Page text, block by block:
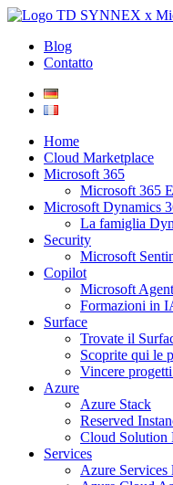
Blog
Contatto
Home
Cloud Marketplace
Microsoft 365
Microsoft 365
Microsoft Dynamics
La famiglia
Security
Microsoft
Copilot
Microsoft
Formazioni in
Surface
Trovate il
Scoprite qui le
Vincere progetti
Azure
Azure Stack
Reserved
Cloud Solution
Services
Azure Services